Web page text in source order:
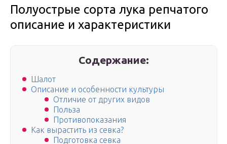
Полуострые сорта лука репчатого
описание и характеристики
Содержание:
Шалот
Описание и особенности культуры
Отличие от других видов
Польза
Противопоказания
Как вырастить из севка?
Подготовка севка